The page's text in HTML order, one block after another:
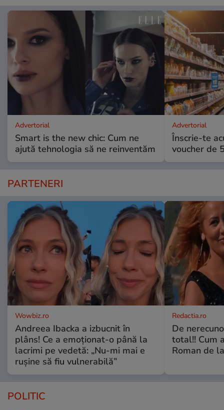
Advertorial
Smart is the new chic: Cum ne
ajută tehnologia să ne reinventăm
Advertorial
Înscrie-te
voucher de
PARTENERI
Wowbiz.ro
Andreea Ibacka a izbucnit în
plâns! Ce a emoționat-o până la
lacrimi pe vedetă: „Nu-mi mai e
rușine să fiu vulnerabilă”
Redactia.ro
De
total!! Cum
Roman de
POLITIC